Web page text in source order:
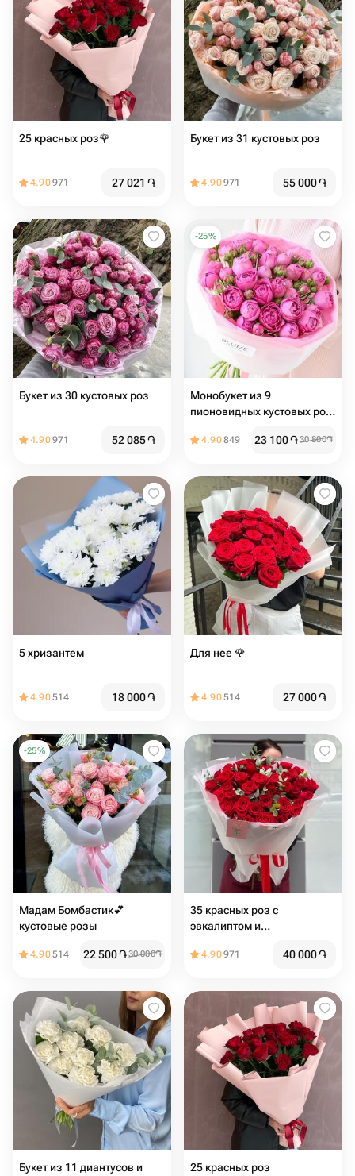
25 красных роз🌹
4.90971 27 021 ֏
Букет из 31 кустовых роз
4.90971 55 000֏
Букет из 30 кустовых роз
4.90971 52 085֏
-25%
Монобукет из 9
пионовидных кустовых роз
4.90849 23 100֏30 800֏
5 хризантем
4.90514 18 000֏
Для нее 🌹
4.90514 27 000֏
-25%
Мадам Бомбастик💕
кустовые розы
4.90514 22 500֏30 000֏
35 красных роз с
эвкалиптом и
4.90971 40 000֏
Букет из 11 диантусов и 25 красных роз